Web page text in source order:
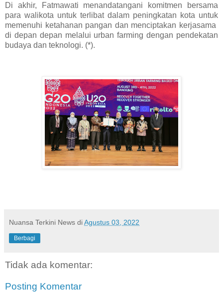
Di akhir, Fatmawati menandatangani komitmen bersama
para walikota untuk terlibat dalam peningkatan kota untuk
memenuhi ketahanan pangan dan menciptakan kerjasama
di depan depan melalui urban farming dengan pendekatan
budaya dan teknologi. (*).
Nuansa Terkini News diAgustus 03, 2022
Berbagi
Tidak ada komentar:
Posting Komentar